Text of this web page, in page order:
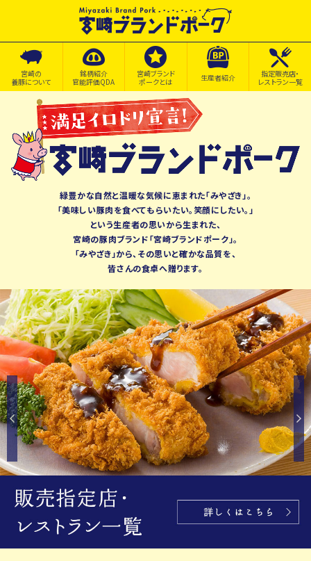
宮崎の
養豚について
銘柄紹介
官能評価QDA
宮崎ブランド
ポークとは
生産者紹介
指定販売店・
レストラン一覧
緑豊かな自然と温暖な気候に恵まれた「みやざき」。
「美味しい豚肉を食べてもらいたい。笑顔にしたい。」
という生産者の思いから生まれた、
宮崎の豚肉ブランド「宮崎ブランドポーク」。
「みやざき」から、その思いと確かな品質を、
皆さんの食卓へ贈ります。